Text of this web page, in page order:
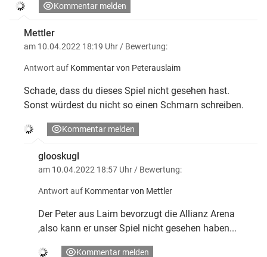
Kommentar melden
Mettler
am 10.04.2022 18:19 Uhr / Bewertung:
Antwort auf Kommentar von Peterauslaim
Schade, dass du dieses Spiel nicht gesehen hast.
Sonst würdest du nicht so einen Schmarn schreiben.
Kommentar melden
glooskugl
am 10.04.2022 18:57 Uhr / Bewertung:
Antwort auf Kommentar von Mettler
Der Peter aus Laim bevorzugt die Allianz Arena
,also kann er unser Spiel nicht gesehen haben...
Kommentar melden